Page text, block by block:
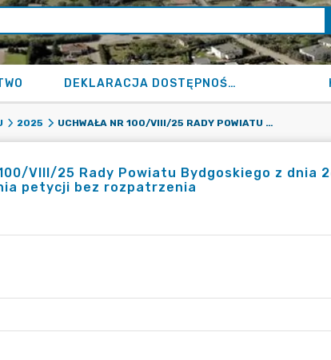
DEKLARACJA DOSTĘPNOŚCI
2025 UCHWAŁA NR 100/VIII/25 RADY POWIATU BYDGOSKIEGO Z DNIA 26 LUTEGO 2025 R. W SPRAWIE POZOSTAWIENIA PETYCJI BEZ ROZPATRZENIA
100/VIII/25 Rady Powiatu Bydgoskiego z dnia
petycji bez rozpatrzenia